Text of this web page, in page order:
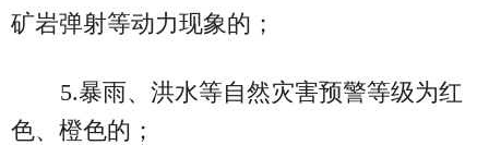
矿岩弹射等动力现象的；
5.暴雨、洪水等自然灾害预警等级为红
色、橙色的；